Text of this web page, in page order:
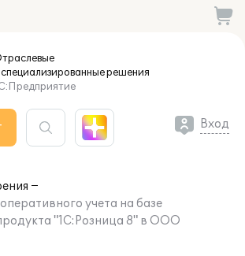
решения
Вход
учета на базе
"1С:Розница 8" в ООО